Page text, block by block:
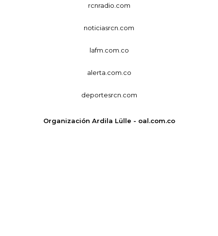
rcnradio.com
noticiasrcn.com
lafm.com.co
alerta.com.co
deportesrcn.com
Organización Ardila Lülle - oal.com.co